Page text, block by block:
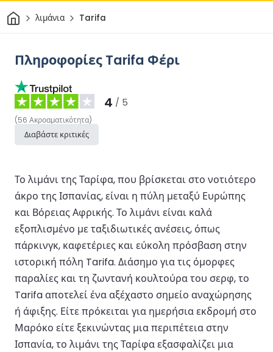
Σπίτιλιμάνια Tarifa
Πληροφορίες Tarifa Φέρι
4 / 5
(56 Ακροαματικότητα)
Διαβάστε κριτικές
Το λιμάνι της Ταρίφα, που βρίσκεται στο νοτιότερο
άκρο της Ισπανίας, είναι η πύλη μεταξύ Ευρώπης
και Βόρειας Αφρικής. Το λιμάνι είναι καλά
εξοπλισμένο με ταξιδιωτικές ανέσεις, όπως
πάρκινγκ, καφετέριες και εύκολη πρόσβαση στην
ιστορική πόλη Tarifa. Διάσημο για τις όμορφες
παραλίες και τη ζωντανή κουλτούρα του σερφ, το
Tarifa αποτελεί ένα αξέχαστο σημείο αναχώρησης
ή άφιξης. Είτε πρόκειται για ημερήσια εκδρομή στο
Μαρόκο είτε ξεκινώντας μια περιπέτεια στην
Ισπανία, το λιμάνι της Ταρίφα εξασφαλίζει μια